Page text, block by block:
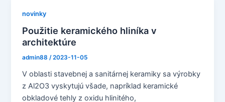
novinky
Použitie keramického hliníka v
architektúre
admin88/2023-11-05
V oblasti stavebnej a sanitárnej keramiky sa výrobky
z Al2O3 vyskytujú všade, napríklad keramické
obkladové tehly z oxidu hlinitého,